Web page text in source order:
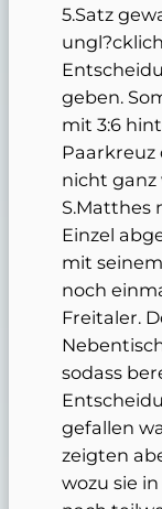
5.Satz
geben.
mit 3:6
Paarkreuz
nicht ganz
S.Matthes
Einzel
mit
noch
Freitaler.
sodass
gefallen
zeigten
wozu sie